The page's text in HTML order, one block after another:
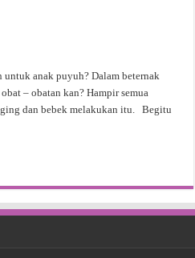
anak puyuh? Dalam beternak
– obatan kan? Hampir semua
dan bebek melakukan itu. Begitu